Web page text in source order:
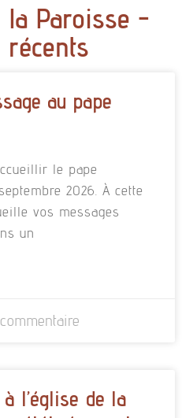
la Paroisse -
au pape
le pape
2026. À cette
vos messages
un
l’église de la